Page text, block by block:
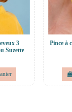
3
Suzette
Pince à